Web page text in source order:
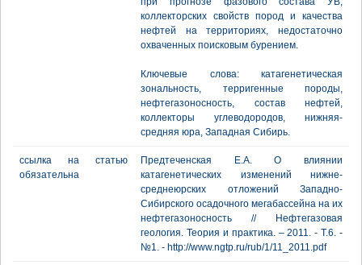
коллекторских свойств пород и качества
нефтей на территориях, недостаточно
охваченных поисковым бурением.
Ключевые слова: катагенетическая
зональность, терригенные породы,
нефтегазоносность, состав нефтей,
коллекторы углеводородов, нижняя-
средняя юра, Западная Сибирь.
ссылка на статью
обязательна
Предтеченская Е.А. О влиянии
катагенетических изменений нижне-
среднеюрских отложений Западно-
Сибирского осадочного мегабассейна на их
нефтегазоносность // Нефтегазовая
геология. Теория и практика. – 2011. - Т.6. -
№1. - http://www.ngtp.ru/rub/1/11_2011.pdf